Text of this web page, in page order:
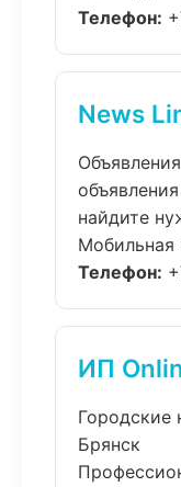
Телефон:
News
найдите
Мобильная
Телефон:
ИП
Городские
Брянск